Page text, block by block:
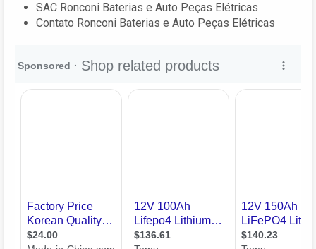
SAC Ronconi Baterias e Auto Peças Elétricas
Contato Ronconi Baterias e Auto Peças Elétricas